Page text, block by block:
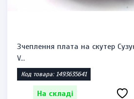
Зчеплення плата на скутер
V...
Код товара: 1493635641
На складі